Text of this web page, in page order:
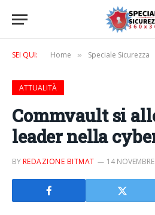
SEI QUI: Home » Speciale Sicurezza
ATTUALITÀ
Commvault si
leader nella
BYREDAZIONE BITMAT 14